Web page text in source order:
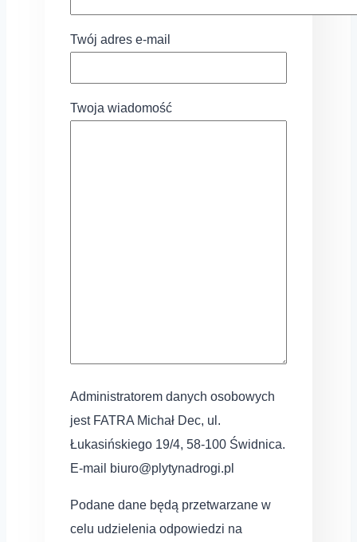
Twój adres e-mail
Twoja wiadomość
Administratorem danych osobowych
jest FATRA Michał Dec, ul.
Łukasińskiego 19/4, 58-100 Świdnica.
E-mail biuro@plytynadrogi.pl
Podane dane będą przetwarzane w
celu udzielenia odpowiedzi na